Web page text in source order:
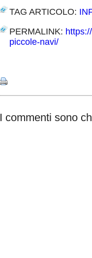
TAG ARTICOLO:
PERMALINK:
piccole-navi/
I commenti sono